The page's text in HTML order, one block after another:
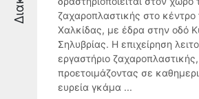
ζαχαροπλαστικής στο κέντρο
Χαλκίδας, με έδρα στην οδό
Σηλυβρίας. Η επιχείρηση
εργαστήριο ζαχαροπλαστικής,
προετοιμάζοντας σε
ευρεία γκάμα ...